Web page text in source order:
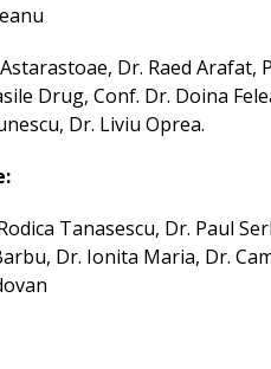
Dr. Raed Arafat,
Drug, Conf. Dr. Doina
Dr. Liviu Oprea.
Tanasescu, Dr. Paul
Dr. Ionita Maria, Dr.